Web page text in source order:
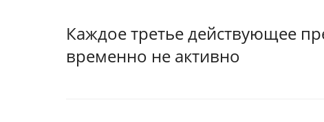
Каждое третье действующее
временно не активно